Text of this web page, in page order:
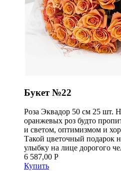
Букет №22
Роза Эквадор 50 см 25 шт.
оранжевых роз будто
и светом, оптимизмом и
Такой цветочный подарок
улыбку на лице дорогого
6 587,00 Р
Купить